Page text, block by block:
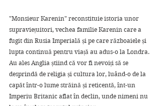
"Monsieur Karenin" reconstituie istoria unor
supraviețuitori, vechea familie Karenin care a
fugit din Rusia Imperială și pe care războaiele și
lupta continuă pentru viață au adus-o la Londra.
Au ales Anglia știind că vor fi nevoiți să se
desprindă de religia și cultura lor, luând-o de la
capăt într-o lume străină și reticentă, înt-un
Imperiu Britanic aflat în declin, unde nimeni nu